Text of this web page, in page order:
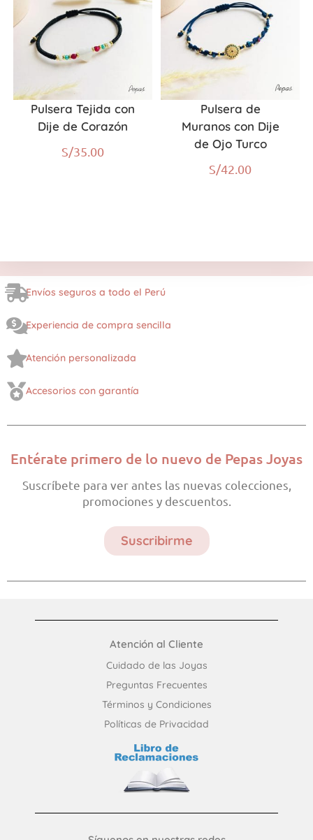
Pulsera Tejida con
Dije de Corazón
S/35.00
Pulsera de
Muranos con Dije
de Ojo Turco
S/42.00
Envíos seguros a todo el Perú
Experiencia de compra sencilla
Atención personalizada
Accesorios con garantía
Entérate primero de lo nuevo de Pepas Joyas
Suscríbete para ver antes las nuevas colecciones,
promociones y descuentos.
Suscribirme
Atención al Cliente
Cuidado de las Joyas
Preguntas Frecuentes​
Términos y Condiciones
Políticas de Privacidad